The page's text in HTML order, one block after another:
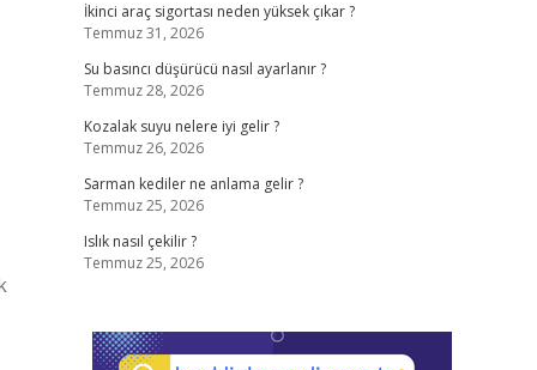
İkinci araç sigortası neden yüksek çıkar ?
Temmuz 31, 2026
Su basıncı düşürücü nasıl ayarlanır ?
Temmuz 28, 2026
Kozalak suyu nelere iyi gelir ?
Temmuz 26, 2026
Sarman kediler ne anlama gelir ?
Temmuz 25, 2026
Islık nasıl çekilir ?
Temmuz 25, 2026